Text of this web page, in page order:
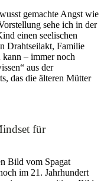
gemachte Angst wie
sehe ich in der
einen seelischen
Drahtseilakt, Familie
kann – immer noch
aus der
das die älteren Mütter
für
Bild vom Spagat
im 21. Jahrhundert